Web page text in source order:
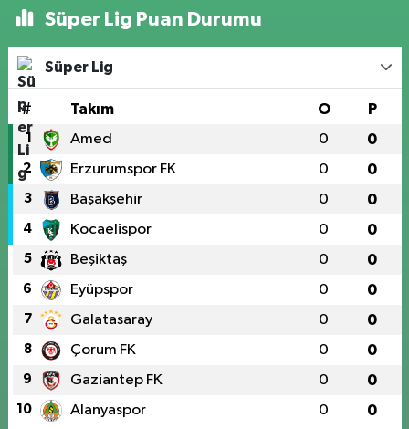
Süper Lig Puan Durumu
Süper Lig
# Takım O P
1 Amed 0 0
2 Erzurumspor FK 0 0
3 Başakşehir 0 0
4 Kocaelispor 0 0
5 Beşiktaş 0 0
6 Eyüpspor 0 0
7 Galatasaray 0 0
8 Çorum FK 0 0
9 Gaziantep FK 0 0
10 Alanyaspor 0 0